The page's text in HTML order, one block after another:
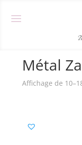
/ Produit
Métal
Affichage de